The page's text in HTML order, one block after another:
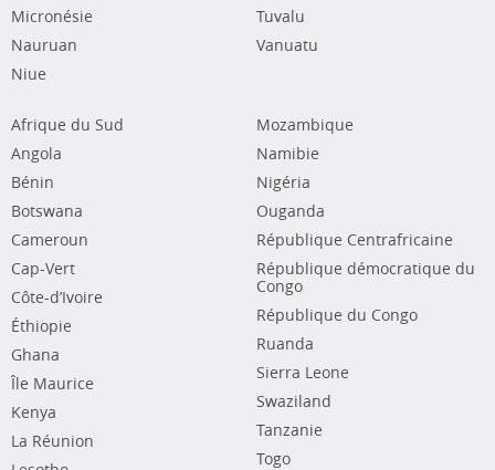
Micronésie
Nauruan
Niue
Tuvalu
Vanuatu
Afrique du Sud
Angola
Bénin
Botswana
Cameroun
Cap-Vert
Côte-d’Ivoire
Éthiopie
Ghana
Île Maurice
Kenya
La Réunion
Mozambique
Namibie
Nigéria
Ouganda
République Centrafricaine
République démocratique du
Congo
République du Congo
Ruanda
Sierra Leone
Swaziland
Tanzanie
Togo